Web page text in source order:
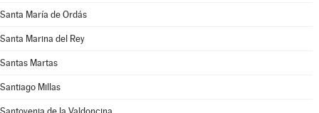
Santa María de Ordás
Santa Marina del Rey
Santas Martas
Santiago Millas